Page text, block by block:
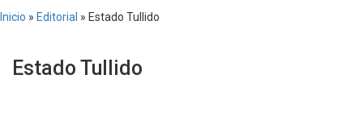
Inicio » Editorial » Estado Tullido
Estado Tullido